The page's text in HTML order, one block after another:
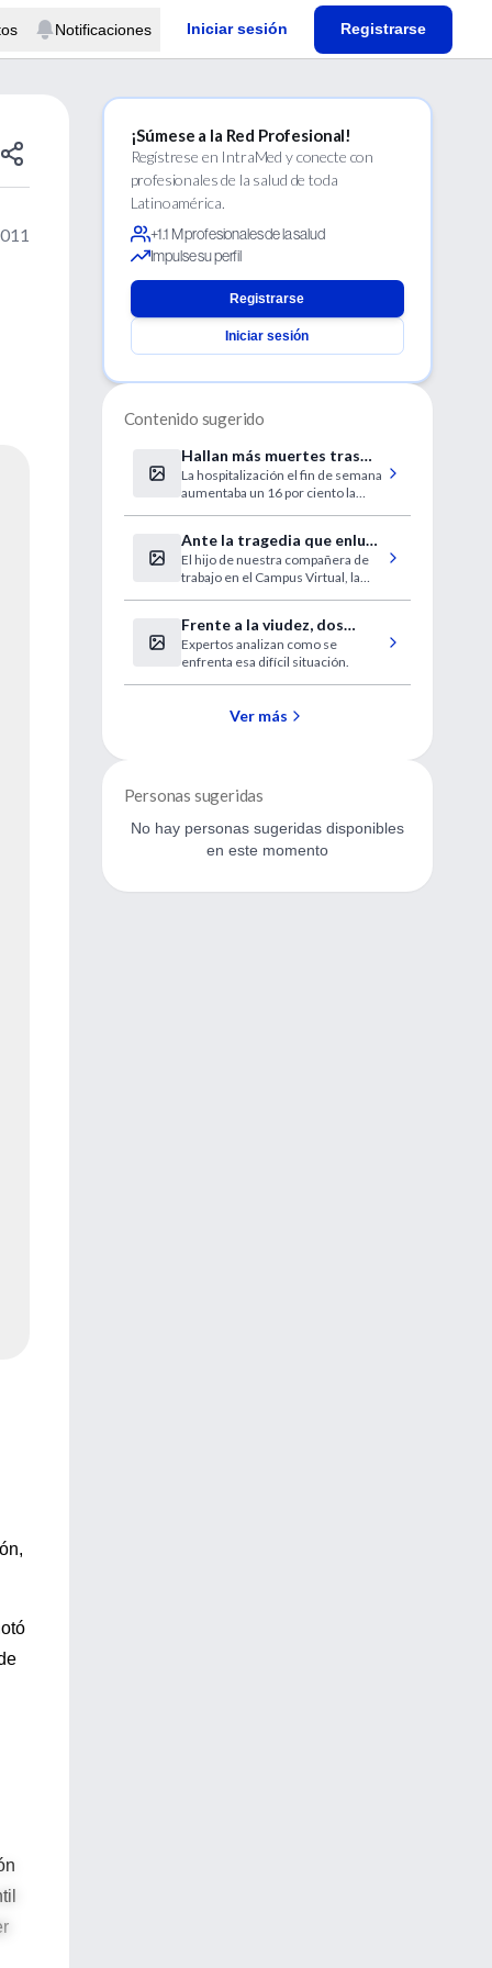
Notificaciones Iniciar sesión Registrarse
¡Súmese a la Red Profesional!
Regístrese en IntraMed y conecte con
profesionales de la salud de toda
Latinoamérica.
+1.1 M profesionales de la salud
Impulse su perfil
Registrarse
Iniciar sesión
Contenido sugerido
Hallan más muertes tras
internación por EPOC en fin
de semana
La hospitalización el fin de semana
aumentaba un 16 por ciento la
Ante la tragedia que enluta
a la familia de la Dra. Diana
Cohen Agrest
El hijo de nuestra compañera de
trabajo en el Campus Virtual, la
Frente a la viudez, dos
reacciones
Expertos analizan como se
enfrenta esa difícil situación.
Ver más
Personas sugeridas
No hay personas sugeridas disponibles
en este momento